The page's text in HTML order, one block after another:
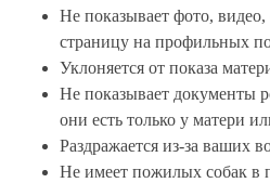
Не показывает фото,
страницу на профильных
Уклоняется от показа
Не показывает документы
они есть только у матери
Раздражается из-за ваших
Не имеет пожилых собак в